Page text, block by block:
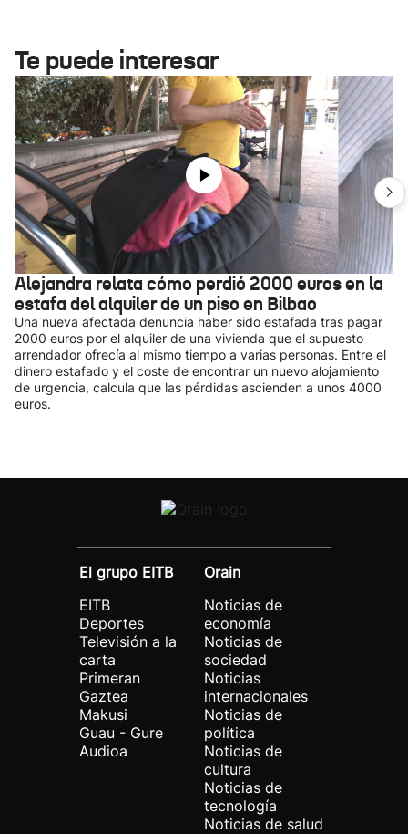
Te puede interesar
Alejandra relata cómo perdió 2000 euros en la
estafa del alquiler de un piso en Bilbao
Una nueva afectada denuncia haber sido estafada tras pagar
2000 euros por el alquiler de una vivienda que el supuesto
arrendador ofrecía al mismo tiempo a varias personas. Entre el
dinero estafado y el coste de encontrar un nuevo alojamiento
de urgencia, calcula que las pérdidas ascienden a unos 4000
euros.
El grupo EITB
EITB
Deportes
Televisión a la
carta
Primeran
Gaztea
Makusi
Guau - Gure
Audioa
Orain
Noticias de
economía
Noticias de
sociedad
Noticias
internacionales
Noticias de
política
Noticias de
cultura
Noticias de
tecnología
Noticias de salud